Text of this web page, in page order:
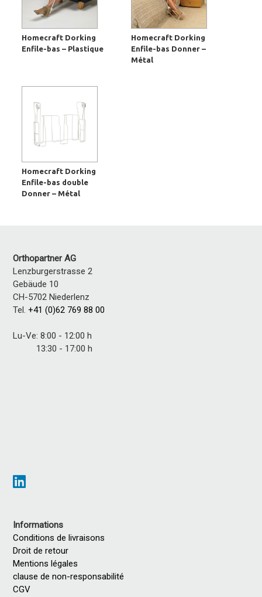
Homecraft Dorking
Enfile-bas – Plastique
Homecraft Dorking
Enfile-bas Donner –
Métal
Homecraft Dorking
Enfile-bas double
Donner – Métal
Orthopartner AG
Lenzburgerstrasse 2
Gebäude 10
CH-5702 Niederlenz
Tel.+41 (0)62 769 88 00
Lu-Ve: 8:00 - 12:00 h
13:30 - 17:00 h
Informations
Conditions de livraisons
Droit de retour
Mentions légales
clause de non-responsabilité
CGV